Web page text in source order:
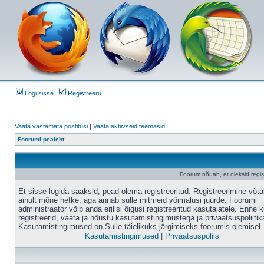
Logi sisse Registreeru
Vaata vastamata postitusi | Vaata aktiivseid teemasid
Foorumi pealeht
Foorum nõuab, et oleksid
Et sisse logida saaksid, pead olema registreeritud. Registreerimine
ainult mõne hetke, aga annab sulle mitmeid võimalusi juurde. Foorumi
administraator võib anda erilisi õigusi registreeritud kasutajatele. Enne
registreerid, vaata ja nõustu kasutamistingimustega ja
Kasutamistingimused on Sulle täielikuks järgimiseks foorumis olemisel.
Kasutamistingimused
Privaatsuspoliis